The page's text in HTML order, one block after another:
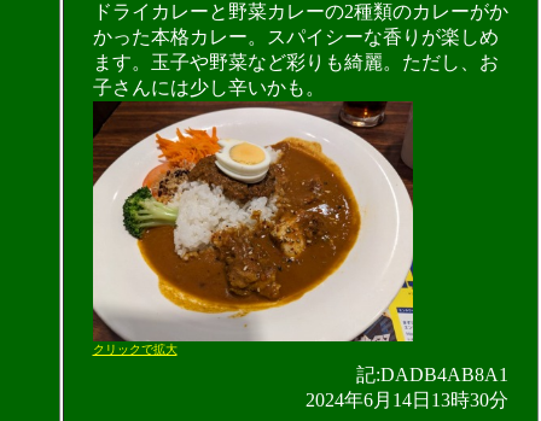
ドライカレーと野菜カレーの2種類のカレーがか
かった本格カレー。スパイシーな香りが楽しめ
ます。玉子や野菜など彩りも綺麗。ただし、お
子さんには少し辛いかも。
クリックで拡大
記:DADB4AB8A1
2024年6月14日13時30分